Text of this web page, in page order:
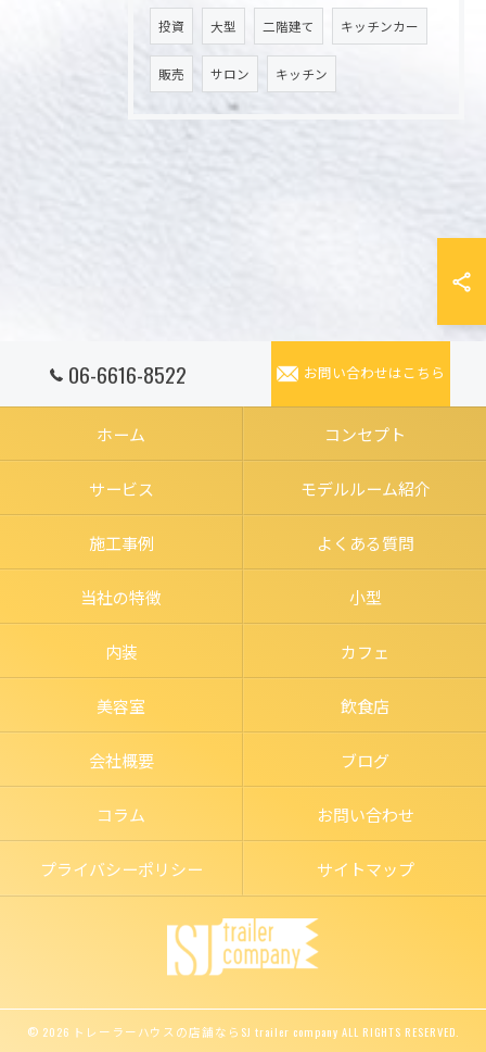
投資 大型 二階建て キッチンカー
販売 サロン キッチン
06-6616-8522 お問い合わせはこちら
ホーム コンセプト
サービス モデルルーム紹介
施工事例 よくある質問
当社の特徴 小型
内装 カフェ
美容室 飲食店
会社概要 ブログ
コラム お問い合わせ
プライバシーポリシー サイトマップ
© 2026 トレーラーハウスの店舗ならSJ trailer company ALL RIGHTS RESERVED.